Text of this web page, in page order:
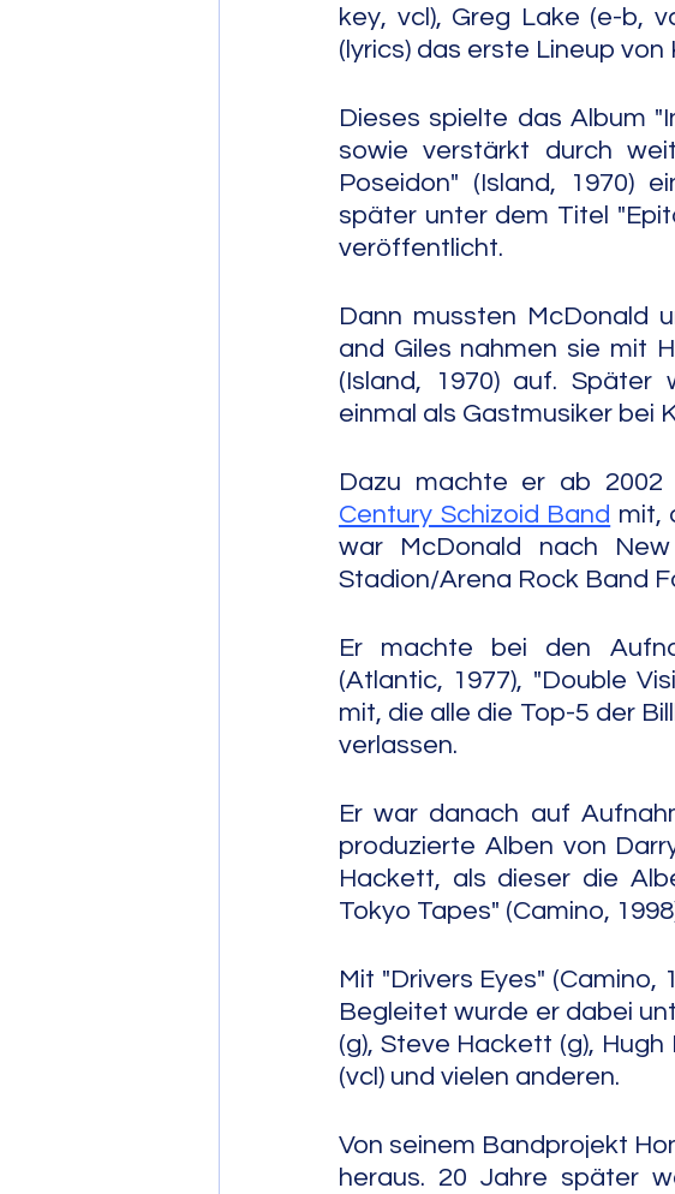
key, vcl), Greg Lake (e-b,
(lyrics) das erste Lineup von
Dieses spielte das Album
sowie verstärkt durch
Poseidon" (Island, 1970)
später unter dem Titel
veröffentlicht.
Dann mussten McDonald
and Giles nahmen sie mit
(Island, 1970) auf. Später
einmal als Gastmusiker bei
Dazu machte er ab 2002
Century Schizoid Band mit,
war McDonald nach
Stadion/Arena Rock Band
Er machte bei den
(Atlantic, 1977), "Double
mit, die alle die Top-5 der
verlassen.
Er war danach auf
produzierte Alben von
Hackett, als dieser die
Tokyo Tapes" (Camino,
Mit "Drivers Eyes"
Begleitet wurde er dabei
(g), Steve Hackett (g),
(vcl) und vielen anderen.
Von seinem Bandprojekt
heraus. 20 Jahre später